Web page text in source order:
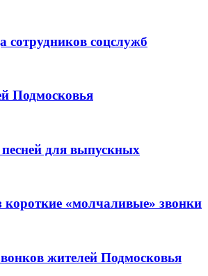
сотрудников соцслужб
Подмосковья
для выпускных
«молчаливые» звонки
жителей Подмосковья